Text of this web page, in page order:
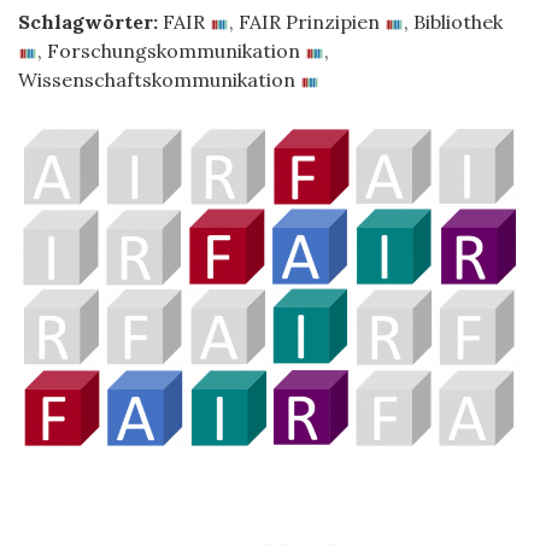
Schlagwörter: FAIR , FAIR Prinzipien , Bibliothek
, Forschungskommunikation
,
Wissenschaftskommunikation